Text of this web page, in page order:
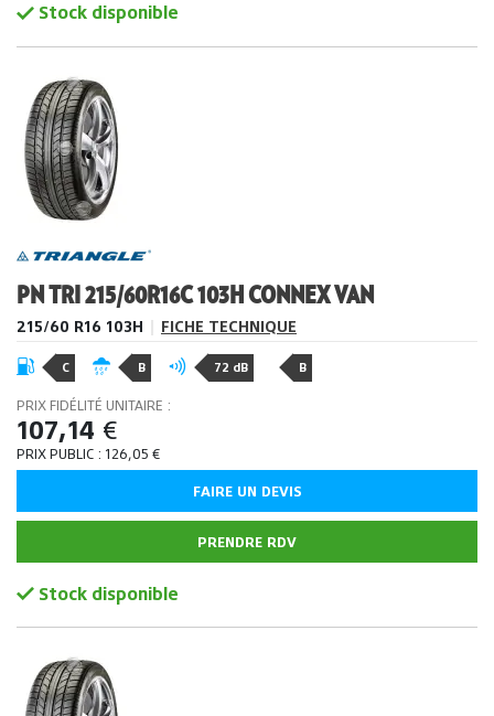
Stock disponible
PN TRI 215/60R16C 103H CONNEX VAN
215/60 R16 103H FICHE TECHNIQUE
C B 72 dB B
PRIX FIDÉLITÉ UNITAIRE :
107,14 €
PRIX PUBLIC : 126,05 €
FAIRE UN DEVIS
PRENDRE RDV
Stock disponible